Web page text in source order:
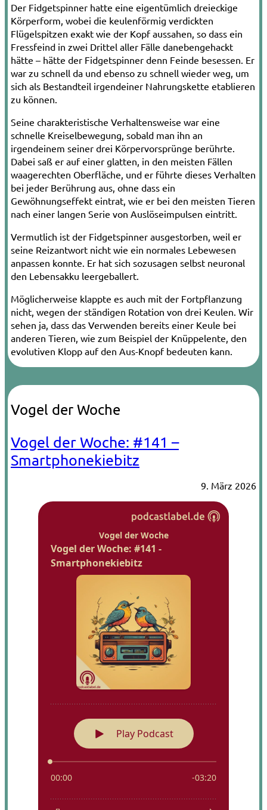
Der Fidgetspinner hatte eine eigentümlich dreieckige
Körperform, wobei die keulenförmig verdickten
Flügelspitzen exakt wie der Kopf aussahen, so dass ein
Fressfeind in zwei Drittel aller Fälle danebengehackt
hätte – hätte der Fidgetspinner denn Feinde besessen. Er
war zu schnell da und ebenso zu schnell wieder weg, um
sich als Bestandteil irgendeiner Nahrungskette etablieren
zu können.
Seine charakteristische Verhaltensweise war eine
schnelle Kreiselbewegung, sobald man ihn an
irgendeinem seiner drei Körpervorsprünge berührte.
Dabei saß er auf einer glatten, in den meisten Fällen
waagerechten Oberfläche, und er führte dieses Verhalten
bei jeder Berührung aus, ohne dass ein
Gewöhnungseffekt eintrat, wie er bei den meisten Tieren
nach einer langen Serie von Auslöseimpulsen eintritt.
Vermutlich ist der Fidgetspinner ausgestorben, weil er
seine Reizantwort nicht wie ein normales Lebewesen
anpassen konnte. Er hat sich sozusagen selbst neuronal
den Lebensakku leergeballert.
Möglicherweise klappte es auch mit der Fortpflanzung
nicht, wegen der ständigen Rotation von drei Keulen. Wir
sehen ja, dass das Verwenden bereits einer Keule bei
anderen Tieren, wie zum Beispiel der Knüppelente, den
evolutiven Klopp auf den Aus-Knopf bedeuten kann.
Vogel der Woche
Vogel der Woche: #141 –
Smartphonekiebitz
9. März 2026